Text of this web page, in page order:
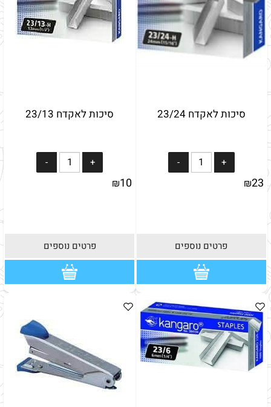
סיכות לאקדח 23/24
₪23
פרטים נוספים
סיכות לאקדח 23/13
₪10
פרטים נוספים